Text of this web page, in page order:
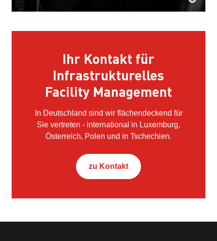
Ihr Kontakt für
Infrastrukturelles
Facility Management
In Deutschland sind wir flächendeckend für
Sie vertreten - international in Luxemburg,
Österreich, Polen und in Tschechien.
zu Kontakt